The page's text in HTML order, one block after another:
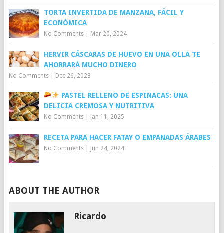
TORTA INVERTIDA DE MANZANA, FÁCIL Y
ECONÓMICA
No Comments| Mar 20, 2024
HERVIR CÁSCARAS DE HUEVO EN UNA OLLA TE
AHORRARÁ MUCHO DINERO
No Comments| Dec 26, 2023
PASTEL RELLENO DE ESPINACAS: UNA
DELICIA CREMOSA Y NUTRITIVA
No Comments| Jan 11, 2025
RECETA PARA HACER FATAY O EMPANADAS ÁRABES
No Comments| Jun 24, 2024
ABOUT THE AUTHOR
Ricardo